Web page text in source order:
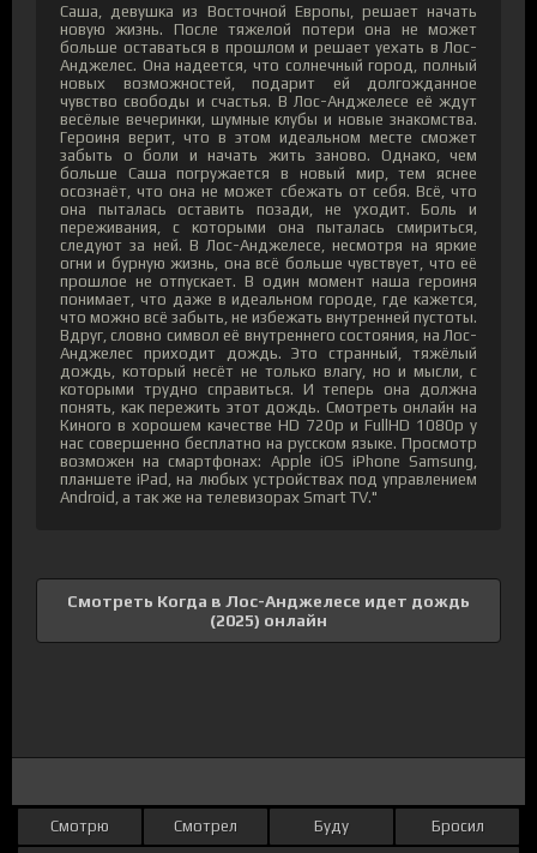
Саша, девушка из Восточной Европы, решает начать
новую жизнь. После тяжелой потери она не может
больше оставаться в прошлом и решает уехать в Лос-
Анджелес. Она надеется, что солнечный город, полный
новых возможностей, подарит ей долгожданное
чувство свободы и счастья. В Лос-Анджелесе её ждут
весёлые вечеринки, шумные клубы и новые знакомства.
Героиня верит, что в этом идеальном месте сможет
забыть о боли и начать жить заново. Однако, чем
больше Саша погружается в новый мир, тем яснее
осознаёт, что она не может сбежать от себя. Всё, что
она пыталась оставить позади, не уходит. Боль и
переживания, с которыми она пыталась смириться,
следуют за ней. В Лос-Анджелесе, несмотря на яркие
огни и бурную жизнь, она всё больше чувствует, что её
прошлое не отпускает. В один момент наша героиня
понимает, что даже в идеальном городе, где кажется,
что можно всё забыть, не избежать внутренней пустоты.
Вдруг, словно символ её внутреннего состояния, на Лос-
Анджелес приходит дождь. Это странный, тяжёлый
дождь, который несёт не только влагу, но и мысли, с
которыми трудно справиться. И теперь она должна
понять, как пережить этот дождь. Смотреть онлайн на
Киного в хорошем качестве HD 720p и FullHD 1080p у
нас совершенно бесплатно на русском языке. Просмотр
возможен на смартфонах: Apple iOS iPhone Samsung,
планшете iPad, на любых устройствах под управлением
Android, а так же на телевизорах Smart TV."
Смотреть Когда в Лос-Анджелесе идет дождь
(2025) онлайн
Смотрю Смотрел Буду Бросил